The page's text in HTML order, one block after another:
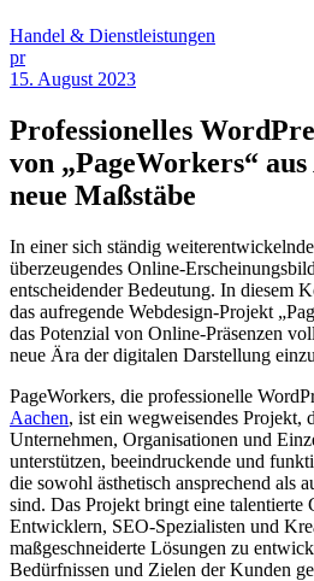
Handel & Dienstleistungen
pr
15. August 2023
Professionelles
von „PageWorkers“
neue Maßstäbe
In einer sich ständig
überzeugendes Online-
entscheidender Bedeutung. In diesem
das aufregende Webdesign-Projekt
das Potenzial von Online-Präsenzen
neue Ära der digitalen Darstellung
PageWorkers, die professionelle
Aachen, ist ein wegweisendes Projekt,
Unternehmen, Organisationen und
unterstützen, beeindruckende und
die sowohl ästhetisch ansprechend als
sind. Das Projekt bringt eine talentierte
Entwicklern, SEO-Spezialisten und
maßgeschneiderte Lösungen zu
Bedürfnissen und Zielen der Kunden